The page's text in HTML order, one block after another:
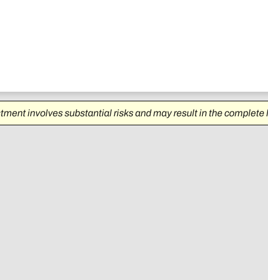
involves substantial risks and may result in the complete